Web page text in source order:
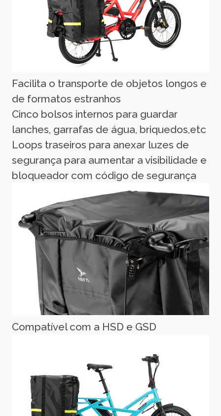
Facilita o transporte de objetos longos e
de formatos estranhos
Cinco bolsos internos para guardar
lanches, garrafas de água, briquedos,etc
Loops traseiros para anexar luzes de
segurança para aumentar a visibilidade e
bloqueador com código de segurança
Compatível com a HSD e GSD